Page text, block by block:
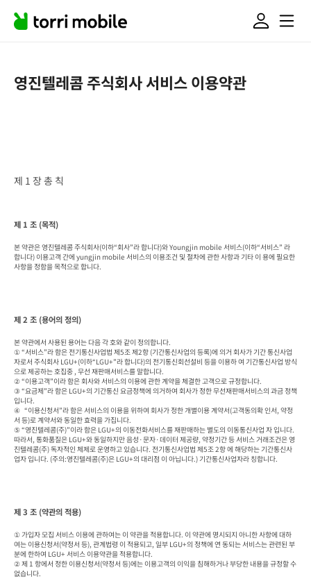
영진텔레콤 주식회사 서비스 이용약관
제 1 장 총 칙
제 1 조 (목적)
본 약관은 영진텔레콤 주식회사(이하“회사”라 합니다)와 Youngjin mobile 서비스(이하“서비스” 라
합니다) 이용고객 간에 yungjin mobile 서비스의 이용조건 및 절차에 관한 사항과 기타 이 용에 필요한
사항을 정함을 목적으로 합니다.
제 2 조 (용어의 정의)
본 약관에서 사용된 용어는 다음 각 호와 같이 정의합니다.
① “서비스”라 함은 전기통신사업법 제5조 제2항 (기간통신사업의 등록)에 의거 회사가 기간 통신사업
자로서 주식회사 LGU+(이하“LGU+”라 합니다)의 전기통신회선설비 등을 이용하 여 기간통신사업 방식
으로 제공하는 호집중 , 무선 재판매서비스를 말합니다.
② “이용고객”이라 함은 회사와 서비스의 이용에 관한 계약을 체결한 고객으로 규정합니다.
③ “요금제”라 함은 LGU+의 기간통신 요금정책에 의거하여 회사가 정한 무선재판매서비스의 과금 정책
입니다.
④   “이용신청서”라 함은 서비스의 이용을 위하여 회사가 정한 개별이용 계약서(고객동의확 인서, 약정
서 등)로 계약서와 동일한 효력을 가집니다.
⑤ “영진텔레콤(주)”이라 함은 LGU+의 이동전화서비스를 재판매하는 별도의 이동통신사업 자 입니다.
따라서, 통화품질은 LGU+와 동일하지만 음성·문자·데이터 제공량, 약정기간 등 서비스 거래조건은 영
진텔레콤(주) 독자적인 체제로 운영하고 있습니다. 전기통신사업법 제5조 2항 에 해당하는 기간통신사
업자 입니다. (주의:영진텔레콤(주)은 LGU+의 대리점 이 아닙니다.) 기간통신사업자라 칭합니다.
제 3 조 (약관의 적용)
① 가입자 모집 서비스 이용에 관하여는 이 약관을 적용합니다. 이 약관에 명시되지 아니한 사항에 대하
여는 이용신청서(약정서 등), 관계법령 이 적용되고, 일부 LGU+의 정책에 연 동되는 서비스는 관련된 부
분에 한하여 LGU+ 서비스 이용약관을 적용합니다.
② 제 1 항에서 정한 이용신청서(약정서 등)에는 이용고객의 이익을 침해하거나 부당한 내용을 규정할 수
없습니다.